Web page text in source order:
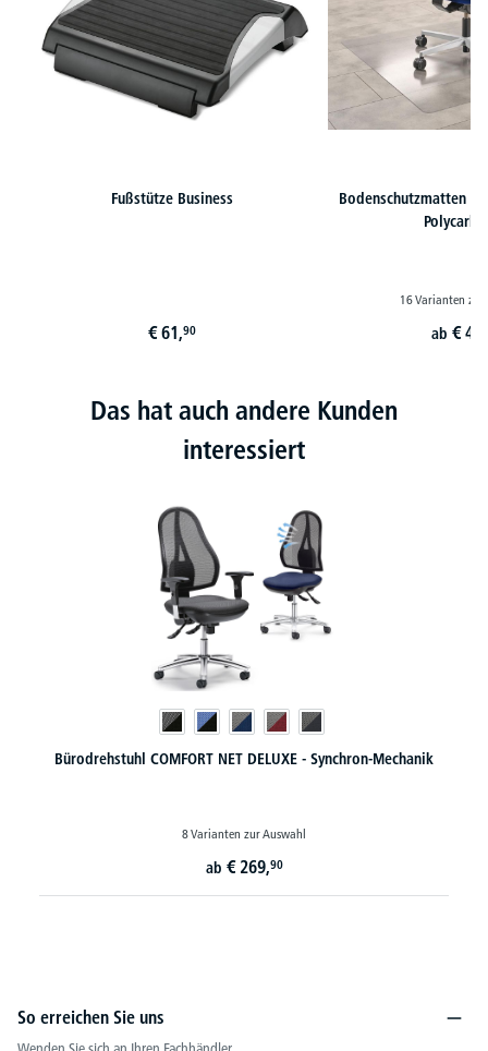
Fußstütze Business
€ 61,90
Bodenschutzmatten
16 Varianten zur
ab € 49,
Das hat auch andere Kunden
interessiert
Bürodrehstuhl COMFORT NET DELUXE - Synchron-Mechanik
8 Varianten zur Auswahl
ab € 269,90
So erreichen Sie uns